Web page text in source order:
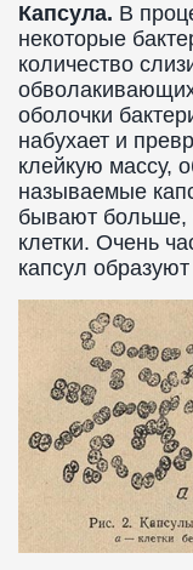
Капсула. В
некоторые
количество
оболочки
набухает и
клейкую массу,
называемые
бывают больше,
клетки. Очень
капсул